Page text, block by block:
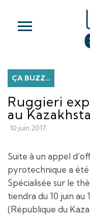
ÇA BUZZ…
Ruggieri
au
10 juin 2017
Suite à un appel
pyrotechnique a été
Spécialisée sur le
tiendra du 10 juin
(République du